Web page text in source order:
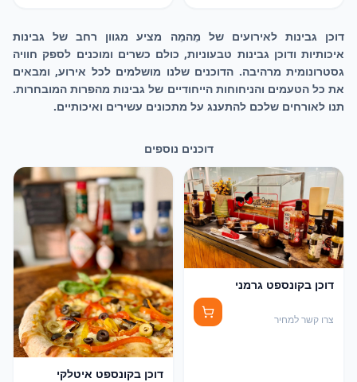
דוכן גבינות לאירועים של מֵהמֵה מציע מגוון רחב של גבינות
איכותיות ודוכן גבינות טבעוניות, כולם כשרים ומוכנים לספק חוויה
גסטרונומית מרהיבה. הדוכנים שלנו מושלמים לכל אירוע, ומבאים
את כל הטעמים והניחוחות הייחודיים של גבינות מהפרות המובחרות.
תנו לאורחים שלכם להתענג על מתכונים עשירים ואיכותיים.
דוכנים נוספים
דוכן בקונספט גרמני
צרו קשר למחיר
דוכן בקונספט איטלקי